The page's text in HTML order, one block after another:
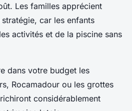
Les familles apprécient
car les enfants
activités et de la piscine sans
dans votre budget les
Rocamadour ou les grottes
considérablement